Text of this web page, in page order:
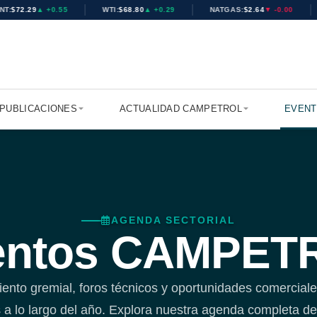
$72.29▲ +0.55 WTI:$68.80▲ +0.29 NATGAS:$2.64▼ -0.00
PUBLICACIONES ACTUALIDAD CAMPETROL
AGENDA SECTORIAL
gremial, foros técnicos y oportunidades
a lo largo del año. Explora nuestra agenda completa